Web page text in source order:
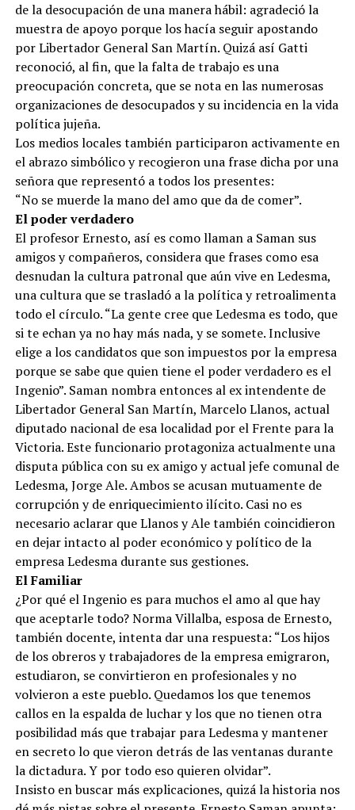
de la desocupación de una manera hábil: agradeció la
muestra de apoyo porque los hacía seguir apostando
por Libertador General San Martín. Quizá así Gatti
reconoció, al fin, que la falta de trabajo es una
preocupación concreta, que se nota en las numerosas
organizaciones de desocupados y su incidencia en la vida
política jujeña.
Los medios locales también participaron activamente en
el abrazo simbólico y recogieron una frase dicha por una
señora que representó a todos los presentes:
“No se muerde la mano del amo que da de comer”.
El poder verdadero
El profesor Ernesto, así es como llaman a Saman sus
amigos y compañeros, considera que frases como esa
desnudan la cultura patronal que aún vive en Ledesma,
una cultura que se trasladó a la política y retroalimenta
todo el círculo. “La gente cree que Ledesma es todo, que
si te echan ya no hay más nada, y se somete. Inclusive
elige a los candidatos que son impuestos por la empresa
porque se sabe que quien tiene el poder verdadero es el
Ingenio”. Saman nombra entonces al ex intendente de
Libertador General San Martín, Marcelo Llanos, actual
diputado nacional de esa localidad por el Frente para la
Victoria. Este funcionario protagoniza actualmente una
disputa pública con su ex amigo y actual jefe comunal de
Ledesma, Jorge Ale. Ambos se acusan mutuamente de
corrupción y de enriquecimiento ilícito. Casi no es
necesario aclarar que Llanos y Ale también coincidieron
en dejar intacto al poder económico y político de la
empresa Ledesma durante sus gestiones.
El Familiar
¿Por qué el Ingenio es para muchos el amo al que hay
que aceptarle todo? Norma Villalba, esposa de Ernesto,
también docente, intenta dar una respuesta: “Los hijos
de los obreros y trabajadores de la empresa emigraron,
estudiaron, se convirtieron en profesionales y no
volvieron a este pueblo. Quedamos los que tenemos
callos en la espalda de luchar y los que no tienen otra
posibilidad más que trabajar para Ledesma y mantener
en secreto lo que vieron detrás de las ventanas durante
la dictadura. Y por todo eso quieren olvidar”.
Insisto en buscar más explicaciones, quizá la historia nos